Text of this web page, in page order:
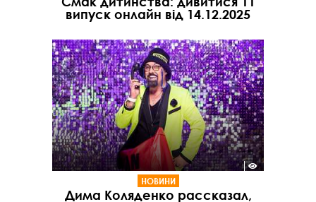
випуск онлайн від 14.12.2025
НОВИНИ
Дима Коляденко рассказал,